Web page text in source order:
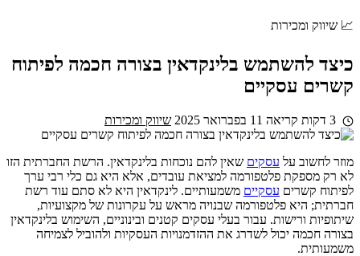
📈 שיווק ומכירות
כיצד להשתמש בלינקדאין בצורה חכמה לפיתוח
קשרים עסקיים
11 בפברואר 2025 שיווק ומכירות
מוזר לחשוב על עסקים שאין להם נוכחות בלינקדאין. הרשת החברתית הזו
לא רק מספקת פלטפורמה למציאת עובדים, אלא היא גם כלי רבי ערך
לפיתוח קשרים עסקיים משמעותיים. לינקדאין היא לא סתם עוד רשת
חברתית; היא פלטפורמה שבנויה מראש על עקרונות של מקצועיות,
שיתופיות ורישות. עבור בעלי עסקים קטנים ובינוניים, השימוש בלינקדאין
בצורה חכמה יכול לשדרג את ההזדמנויות העסקיות ולהוביל לצמיחה
משמעותית.